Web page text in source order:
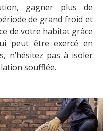
gagner plus de
de grand froid et
de votre habitat grâce
peut être exercé en
n’hésitez pas à isoler
soufflée.